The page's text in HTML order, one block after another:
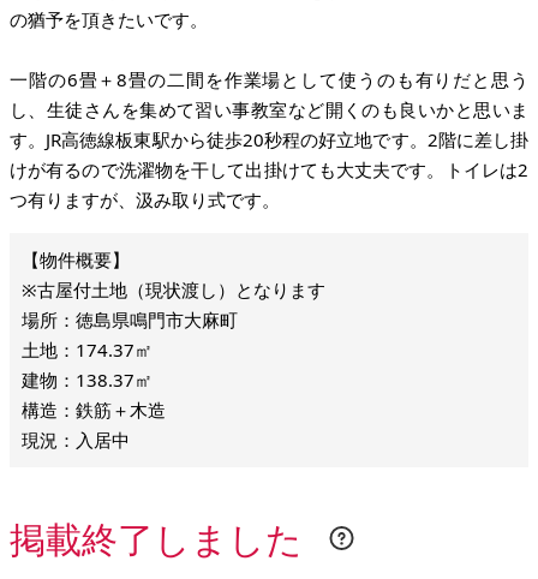
の猶予を頂きたいです。
一階の6畳＋8畳の二間を作業場として使うのも有りだと思う
し、生徒さんを集めて習い事教室など開くのも良いかと思いま
す。JR高徳線板東駅から徒歩20秒程の好立地です。2階に差し掛
けが有るので洗濯物を干して出掛けても大丈夫です。トイレは2
つ有りますが、汲み取り式です。
※古屋付土地（現状渡し）となります
場所：徳島県鳴門市大麻町
土地：174.37㎡
建物：138.37㎡
構造：鉄筋＋木造
現況：入居中
掲載終了しました